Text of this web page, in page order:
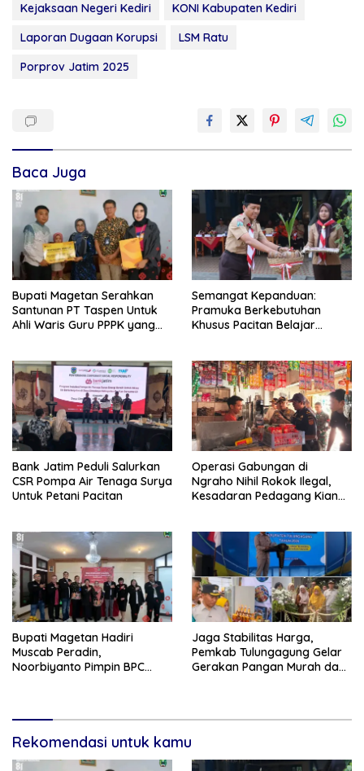
Kejaksaan Negeri Kediri
KONI Kabupaten Kediri
Laporan Dugaan Korupsi
LSM Ratu
Porprov Jatim 2025
Baca Juga
Bupati Magetan Serahkan
Santunan PT Taspen Untuk
Ahli Waris Guru PPPK yang
Semangat Kepanduan:
Pramuka Berkebutuhan
Khusus Pacitan Belajar
Bank Jatim Peduli Salurkan
CSR Pompa Air Tenaga Surya
Untuk Petani Pacitan
Operasi Gabungan di
Ngraho Nihil Rokok Ilegal,
Kesadaran Pedagang Kian
Bupati Magetan Hadiri
Muscab Peradin,
Noorbiyanto Pimpin BPC
Jaga Stabilitas Harga,
Pemkab Tulungagung Gelar
Gerakan Pangan Murah dan
Rekomendasi untuk kamu